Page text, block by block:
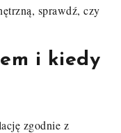
sprawdź, czy
i kiedy
zgodnie z